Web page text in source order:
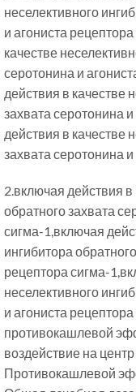
неселективного
и агониста
качестве
серотонина и
действия в качестве
захвата серотонина
действия в качестве
захвата серотонина
2.включая действия в
обратного захвата
сигма-1,включая
ингибитора
рецептора сигма-
неселективного
и агониста
противокашлевой
воздействие на
Противокашлевой